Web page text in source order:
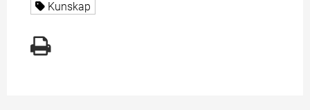
Alla sidor taggade med
Kunskap